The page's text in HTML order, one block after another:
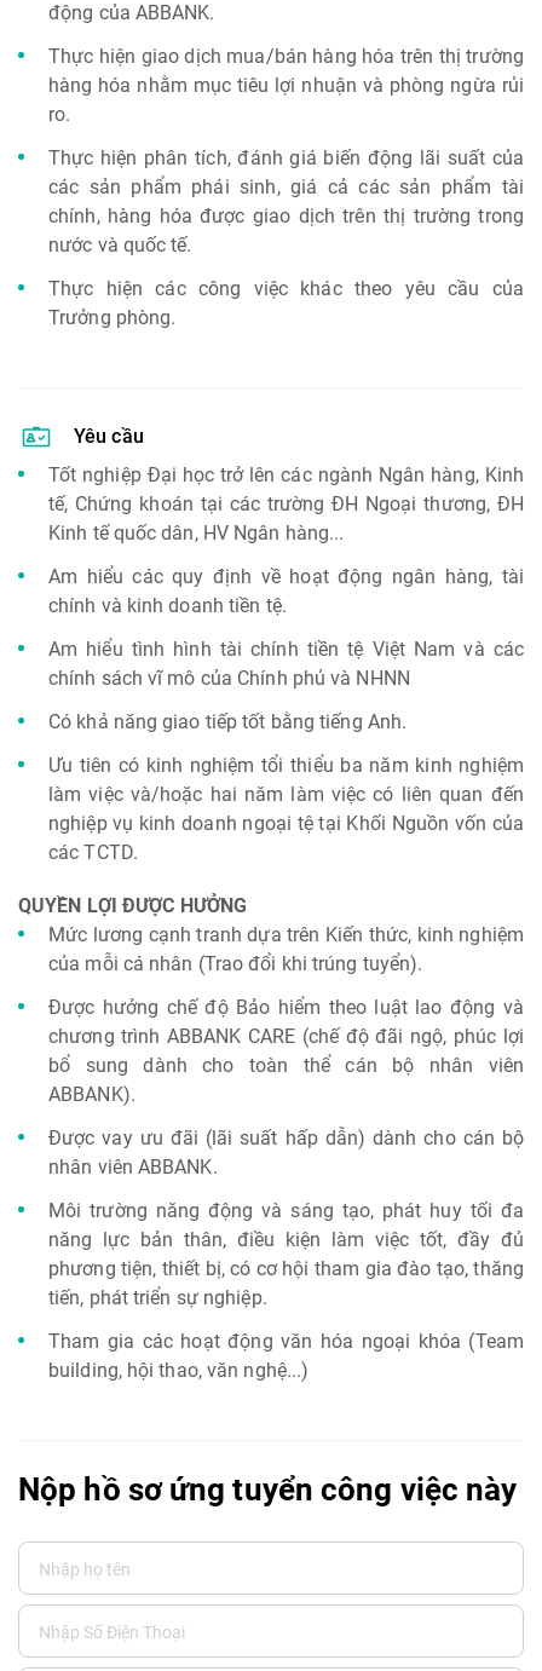
động của ABBANK.
Thực hiện giao dịch mua/bán hàng hóa trên thị trường
hàng hóa nhằm mục tiêu lợi nhuận và phòng ngừa rủi
ro.
Thực hiện phân tích, đánh giá biến động lãi suất của
các sản phẩm phái sinh, giá cả các sản phẩm tài
chính, hàng hóa được giao dịch trên thị trường trong
nước và quốc tế.
Thực hiện các công việc khác theo yêu cầu của
Trưởng phòng.
Yêu cầu
Tốt nghiệp Đại học trở lên các ngành Ngân hàng, Kinh
tế, Chứng khoán tại các trường ĐH Ngoại thương, ĐH
Kinh tế quốc dân, HV Ngân hàng...
Am hiểu các quy định về hoạt động ngân hàng, tài
chính và kinh doanh tiền tệ.
Am hiểu tình hình tài chính tiền tệ Việt Nam và các
chính sách vĩ mô của Chính phủ và NHNN
Có khả năng giao tiếp tốt bằng tiếng Anh.
Ưu tiên có kinh nghiệm tổi thiểu ba năm kinh nghiệm
làm việc và/hoặc hai năm làm việc có liên quan đến
nghiệp vụ kinh doanh ngoại tệ tại Khối Nguồn vốn của
các TCTD.
QUYỀN LỢI ĐƯỢC HƯỞNG
Mức lương cạnh tranh dựa trên Kiến thức, kinh nghiệm
của mỗi cá nhân (Trao đổi khi trúng tuyển).
Được hưởng chế độ Bảo hiểm theo luật lao động và
chương trình ABBANK CARE (chế độ đãi ngộ, phúc lợi
bổ sung dành cho toàn thể cán bộ nhân viên
ABBANK).
Được vay ưu đãi (lãi suất hấp dẫn) dành cho cán bộ
nhân viên ABBANK.
Môi trường năng động và sáng tạo, phát huy tối đa
năng lực bản thân, điều kiện làm việc tốt, đầy đủ
phương tiện, thiết bị, có cơ hội tham gia đào tạo, thăng
tiến, phát triển sự nghiệp.
Tham gia các hoạt động văn hóa ngoại khóa (Team
building, hội thao, văn nghệ...)
Nộp hồ sơ ứng tuyển công việc này